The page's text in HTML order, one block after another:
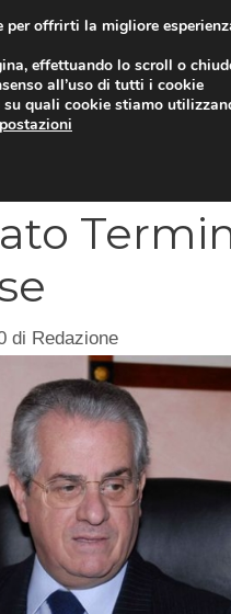
di Redazione
per offrirti la migliore
effettuando lo scroll o
all’uso di tutti i cookie
quali cookie stiamo